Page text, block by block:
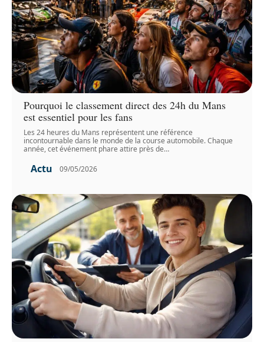
Pourquoi le classement direct des 24h du Mans
est essentiel pour les fans
Les 24 heures du Mans représentent une référence
incontournable dans le monde de la course automobile. Chaque
année, cet événement phare attire près de…
Actu 09/05/2026